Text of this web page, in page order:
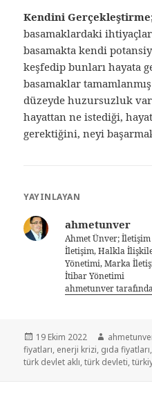
Kendini
basamaklardaki
basamakta kendi
keşfedip bunları hayata
basamaklar
düzeyde huzursuzluk
hayattan ne istediği,
gerektiğini, neyi
YAYINLAYAN
ahmetunver
Ahmet Ünver;
İletişim, Halkla
Yönetimi, Marka
İtibar Yönetimi
ahmetunver
19 Ekim 2022
fiyatları, enerji krizi, gıda fiyatları,
türk devlet aklı,türk devleti,